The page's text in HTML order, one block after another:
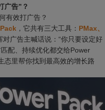
广告”？
有效打广告？
，它共有三大工具： PMax、
对广告主喊话说：“你只要设定好
配、持续优化都交给Power
态里帮你找到最高效的增长路